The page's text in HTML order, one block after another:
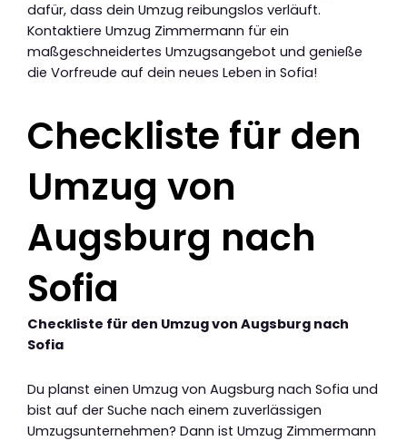
dafür, dass dein Umzug reibungslos verläuft.
Kontaktiere Umzug Zimmermann für ein
maßgeschneidertes Umzugsangebot und genieße
die Vorfreude auf dein neues Leben in Sofia!
Checkliste für den
Umzug von
Augsburg nach
Sofia
Checkliste für den Umzug von Augsburg nach
Sofia
Du planst einen Umzug von Augsburg nach Sofia und
bist auf der Suche nach einem zuverlässigen
Umzugsunternehmen? Dann ist Umzug Zimmermann